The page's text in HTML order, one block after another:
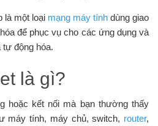
là một loại mạng máy tính dùng giao
để phục vụ cho các ứng dụng và
động hóa.
là gì?
hoặc kết nối mà bạn thường thấy
máy tính, máy chủ, switch, router,